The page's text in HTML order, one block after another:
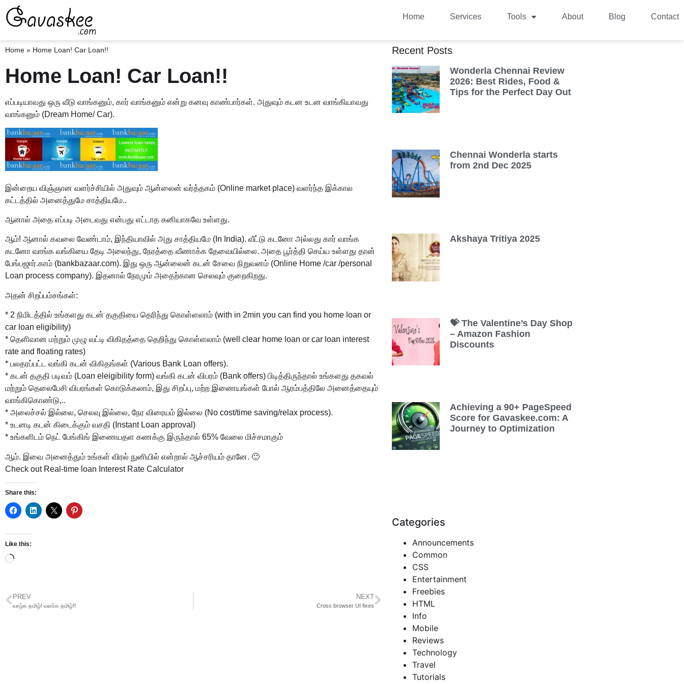
Home Services Tools About Blog Contact
Home » Home Loan! Car Loan!!
Home Loan! Car Loan!!
எப்படியாவது ஒரு வீடு வாங்கனும், கார் வாங்கனும் என்று கனவு காண்பார்கள். அதுவும் கடன உடன வாங்கியாவது
வாங்கனும் (Dream Home/ Car).
இன்றைய விஞ்ஞான வளர்ச்சியில் அதுவும் ஆன்லைன் வர்த்தகம் (Online market place) வளர்ந்த இக்கால
கட்டத்தில் அனைத்துமே சாத்தியமே..
ஆனால் அதை எப்படி அடைவது என்பது எட்டாத கனியாகவே உள்ளது.
ஆம்! ஆனால் கவலை வேண்டாம், இந்தியாவில் அது சாத்தியமே (In India). வீட்டு கடனோ அல்லது கார் வாங்க
கடனோ வாங்க வங்கியை தேடி அலைந்து, நேரத்தை வீணாக்க தேவையில்லை. அதை பூர்த்தி செய்ய உள்ளது தான்
பேங்பஜார்.காம் (bankbazaar.com). இது ஒரு ஆன்லைன் கடன் சேவை நிறுவனம் (Online Home /car /personal
Loan process company). இதனால் நேரமும் அதைற்கான செலவும் குறைகிறது.
அதன் சிறப்பம்சங்கள்:
* 2 நிமிடத்தில் உங்களது கடன் தகுதியை தெரிந்து கொள்ளலாம் (with in 2min you can find you home loan or
car loan eligibility)
* தெளிவான மற்றும் முழு வட்டி விகிதத்தை தெறிந்து கொள்ளலாம் (well clear home loan or car loan interest
rate and floating rates)
* பலதரப்பட்ட வங்கி கடன் விகிதங்கள் (Various Bank Loan offers).
* கடன் தகுதி படிவம் (Loan eleigibility form) வங்கி கடன் விபரம் (Bank offers) பிடித்திருந்தால் உங்களது தகவல்
மற்றும் தெலைபேசி விபரங்கள் கொடுக்கலாம், இது சிறப்பு, மற்ற இணையங்கள் போல் ஆரம்பத்திலே அனைத்தையும்
வாங்கிகொண்டு,..
* அலைச்சல் இல்லை, செலவு இல்லை, நேர விரையம் இல்லை (No cost/time saving/relax process).
* உடனடி கடன் கிடைக்கும் வசதி (Instant Loan approval)
* உங்களிடம் நெட் பேங்கிங் இணையதள கணக்கு இருந்தால் 65% வேலை மிச்சமாகும்
ஆம். இவை அனைத்தும் உங்கள் விரல் நுனியில் என்றால் ஆச்சரியம் தானே. 🙂
Check out Real-time loan Interest Rate Calculator
Share this:
Like this:
PREV
வாழ்க தமிழ்! வளர்க தமிழ்!!
NEXT
Cross browser UI fixes
Recent Posts
Wonderla Chennai Review
2026: Best Rides, Food &
Tips for the Perfect Day Out
Chennai Wonderla starts
from 2nd Dec 2025
Akshaya Tritiya 2025
💝 The Valentine’s Day Shop
– Amazon Fashion
Discounts
Achieving a 90+ PageSpeed
Score for Gavaskee.com: A
Journey to Optimization
Categories
Announcements
Common
CSS
Entertainment
Freebies
HTML
Info
Mobile
Reviews
Technology
Travel
Tutorials